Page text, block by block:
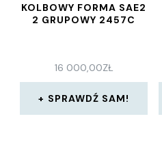
KOLBOWY FORMA SAE2
2 GRUPOWY 2457C
16 000,00ZŁ
SPRAWDŹ SAM!